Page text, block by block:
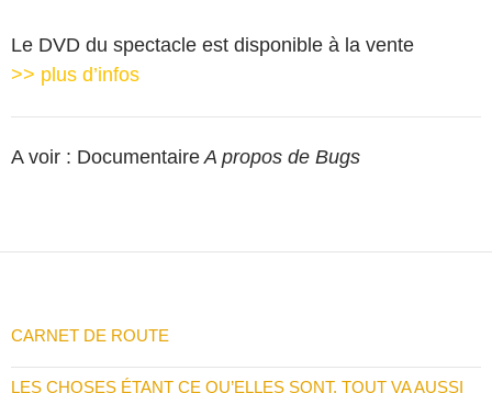
Le DVD du spectacle est disponible à la vente
>> plus d’infos
A voir : DocumentaireA propos de Bugs
CARNET DE ROUTE
LES CHOSES ÉTANT CE QU’ELLES SONT, TOUT VA AUSSI